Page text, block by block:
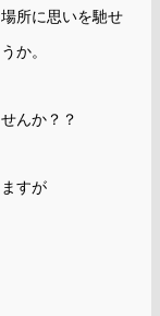
所に思いを馳せ
か。
んか？？
すが